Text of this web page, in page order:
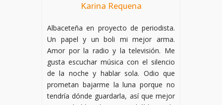
Karina Requena
Albaceteña en proyecto de periodista.
Un papel y un boli mi mejor arma.
Amor por la radio y la televisión. Me
gusta escuchar música con el silencio
de la noche y hablar sola. Odio que
prometan bajarme la luna porque no
tendría dónde guardarla, así que mejor